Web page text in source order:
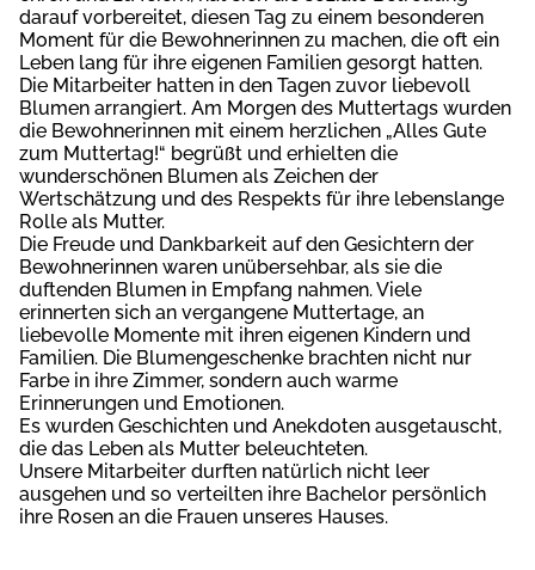
darauf vorbereitet, diesen Tag zu einem besonderen
Moment für die Bewohnerinnen zu machen, die oft ein
Leben lang für ihre eigenen Familien gesorgt hatten.
Die Mitarbeiter hatten in den Tagen zuvor liebevoll
Blumen arrangiert. Am Morgen des Muttertags wurden
die Bewohnerinnen mit einem herzlichen „Alles Gute
zum Muttertag!“ begrüßt und erhielten die
wunderschönen Blumen als Zeichen der
Wertschätzung und des Respekts für ihre lebenslange
Rolle als Mutter.
Die Freude und Dankbarkeit auf den Gesichtern der
Bewohnerinnen waren unübersehbar, als sie die
duftenden Blumen in Empfang nahmen. Viele
erinnerten sich an vergangene Muttertage, an
liebevolle Momente mit ihren eigenen Kindern und
Familien. Die Blumengeschenke brachten nicht nur
Farbe in ihre Zimmer, sondern auch warme
Erinnerungen und Emotionen.
Es wurden Geschichten und Anekdoten ausgetauscht,
die das Leben als Mutter beleuchteten.
Unsere Mitarbeiter durften natürlich nicht leer
ausgehen und so verteilten ihre Bachelor persönlich
ihre Rosen an die Frauen unseres Hauses.